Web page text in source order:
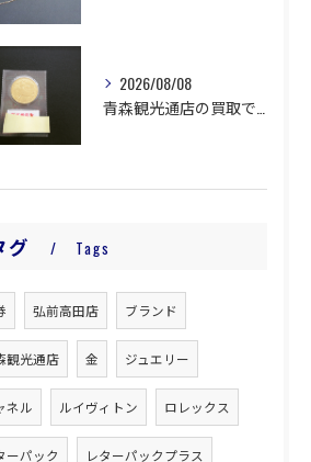
2026/08/08
グ Tags
弘前高田店 ブランド
観光通店 金 ジュエリー
ネル ルイヴィトン ロレックス
ーパック レターパックプラス